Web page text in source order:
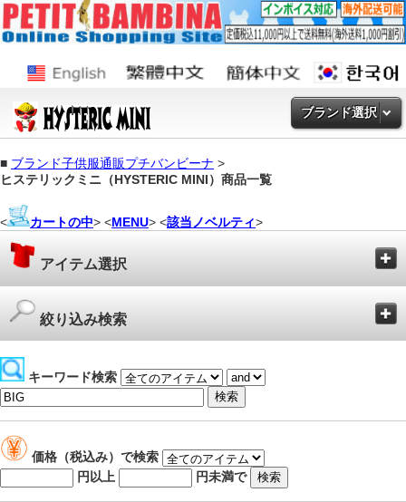
ブランド選択
■ ブランド子供服通販プチバンビーナ >
ヒステリックミニ（HYSTERIC MINI）商品一覧
< カートの中> <MENU> <該当ノベルティ>
アイテム選択
絞り込み検索
キーワード検索
価格（税込み）で検索
円以上
円未満で